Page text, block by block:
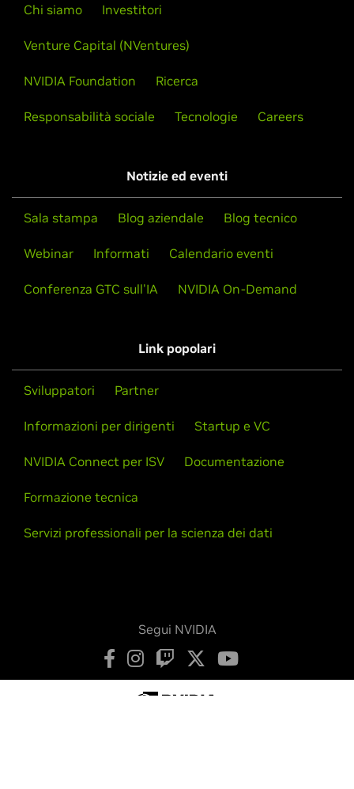
Chi siamo Investitori
Venture Capital (NVentures)
NVIDIA Foundation Ricerca
Responsabilità sociale Tecnologie Careers
Notizie ed eventi
Sala stampa Blog aziendale Blog tecnico
Webinar Informati Calendario eventi
Conferenza GTC sull'IA NVIDIA On-Demand
Link popolari
Sviluppatori Partner
Informazioni per dirigenti Startup e VC
NVIDIA Connect per ISV Documentazione
Formazione tecnica
Servizi professionali per la scienza dei dati
Segui NVIDIA